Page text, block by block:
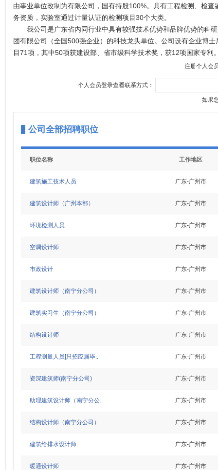
由事业单位改制为有限公司，国有持股100%。具有工程检测、检
务资质，实验室通过计量认证的检测项目30个大类。
我公司是广东省内同行业中具有较强技术优势和品牌优势的科
团有限公司（全国500强企业）的科技龙头单位。公司设有企业博
目71项，其中50项获建设部、省市级科学技术奖，获12项国家专利
我公司十分重视科技队伍的建设，目前已发展成为一支拥有博士
注册个人会
个人会员登录查看联系方式：
如果
公司全部招聘职位
职位名称 工作地区
建筑施工技术人员 广东-广州市
建筑设计师（广州本部） 广东-广州市
环境检测人员 广东-广州市
空调设计师 广东-广州市
市政设计 广东-广州市
建筑设计师（南宁分公司） 广东-广州市
建筑实习生（南宁分公司） 广东-广州市
结构设计师 广东-广州市
工程测量人员[只招应届毕.. 广东-广州市
资深建筑师(南宁分公司) 广东-广州市
助理建筑设计师（南宁分公.. 广东-广州市
结构设计师（南宁分公司） 广东-广州市
建筑给排水设计师 广东-广州市
暖通设计师 广东-广州市